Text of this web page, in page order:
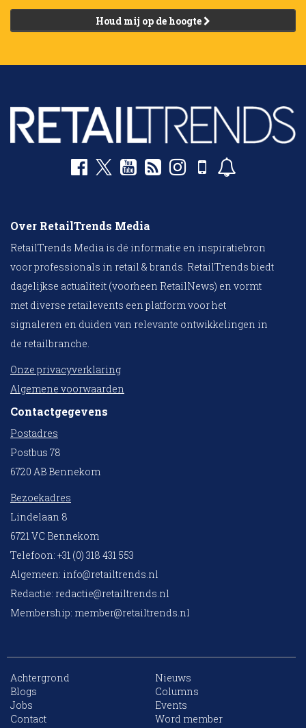
Houd mij op de hoogte
Over RetailTrends Media
RetailTrends Media is dé informatie en inspiratiebron
voor professionals in retail & brands. RetailTrends biedt
dagelijkse actualiteit (voorheen RetailNews) en vormt
met diverse retailevents een platform voor het
signaleren en duiden van relevante ontwikkelingen in
de retailbranche.
Onze privacyverklaring
Algemene voorwaarden
Contactgegevens
Postadres
Postbus 78
6720 AB Bennekom
Bezoekadres
Lindelaan 8
6721 VC Bennekom
Telefoon: +31 (0) 318 431 553
Algemeen: info@retailtrends.nl
Redactie: redactie@retailtrends.nl
Membership: member@retailtrends.nl
Achtergrond
Nieuws
Blogs
Columns
Jobs
Events
Contact
Word member